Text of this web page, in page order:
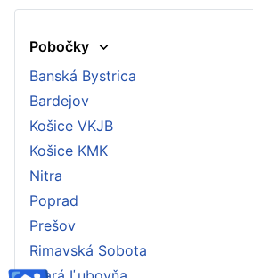
Pobočky
Banská Bystrica
Bardejov
Košice VKJB
Košice KMK
Nitra
Poprad
Prešov
Rimavská Sobota